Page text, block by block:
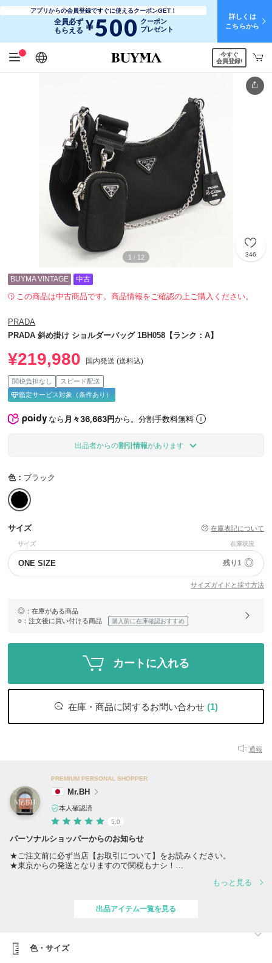
アプリからの会員登録ですぐに使えるクーポンGET！
全員必ず
もらえる ¥500 クーポン
プレゼント
詳しくは
こちらから
日本語
English
简体中文
繁體中文
今すぐ
会員登録!
1 / 12 346
BUYMA VINTAGE 中古
この商品は中古商品です。商品情報をご確認の上ご購入ください。
PRADA
PRADA 斜め掛け ショルダーバッグ 1BH058【ランク：A】
¥219,980 国内発送 (送料込)
関税負担なし
スピード配送
鑑定サービス対象（条件あり）
なら 月々36,663円から。分割手数料無料
出品者からの割引情報があります
色： ブラック
サイズ 在庫表記について
サイズ 在庫状況
ONE SIZE 残り1 ◎
サイズガイドと採寸方法
◎ ：在庫がある商品
○ ：注文後に買い付ける商品 購入前に在庫確認おすすめ
カートに入れる
在庫・商品に関するお問い合わせ (1)
通報
PREMIUM PERSONAL SHOPPER
Mr.BH
本人確認済
5.0
パーソナルショッパーからのお知らせ
★ご注文前に必ず当店【お取引について】をお読みください。
★東京からの発送となりますので関税もナシ！
※他モールでも出品しております為、欠品の場合がございます。ご注文
★ラッピング承ります★
https://www.buyma.com/buyer/705618/post/534320.html#buyermenu_wrap
★営業時間： 10:00-16:00 (土日、祝祭日除く)
もっと見る
出品アイテム一覧を見る
色・サイズ